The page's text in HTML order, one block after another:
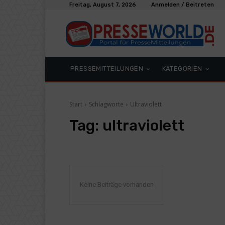
Freitag, August 7, 2026 Anmelden / Beitreten
PRESSEMITTEILUNGEN KATEGORIEN
Start Schlagworte Ultraviolett
Tag: ultraviolett
Keine Beiträge vorhanden